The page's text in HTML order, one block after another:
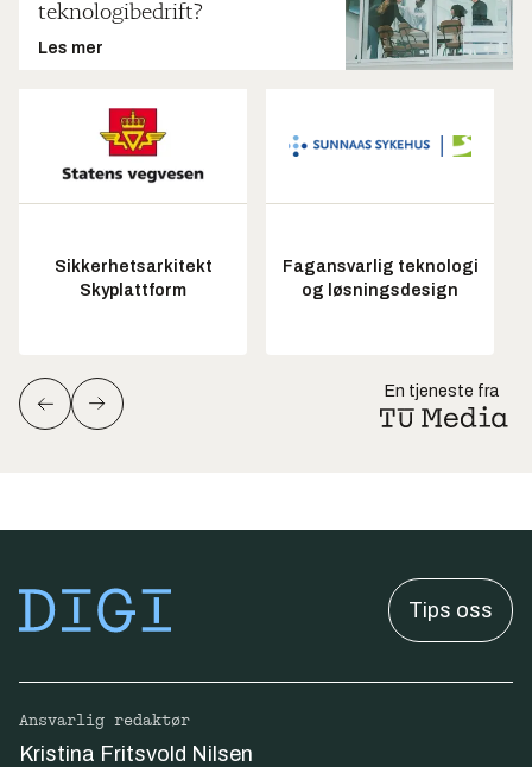
teknologibedrift?
Les mer
Sikkerhetsarkitekt
Skyplattform
Fagansvarlig teknologi
og løsningsdesign
En tjeneste fra
Tips oss
Ansvarlig redaktør
Kristina Fritsvold Nilsen